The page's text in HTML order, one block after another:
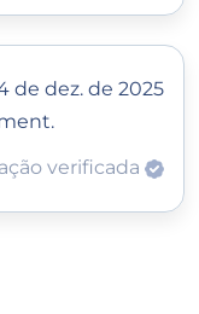
de dez. de 2025
verificada